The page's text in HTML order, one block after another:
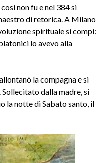
non fu e nel 384 si
di retorica. A Milano
spirituale si compì:
lo avevo alla
la compagna e si
dalla madre, si
la notte di Sabato santo, il